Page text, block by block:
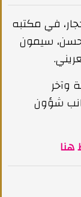
في مكتبه
حسن، سيمون
وآخر
شؤون